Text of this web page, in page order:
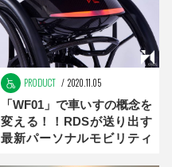
PRODUCT 2020.11.05
「WF01」で車いすの概念を
変える！！RDSが送り出す
最新パーソナルモビリティ